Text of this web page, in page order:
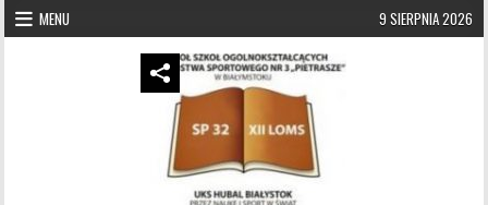
Skip to content
MENU 9 SIERPNIA 2026